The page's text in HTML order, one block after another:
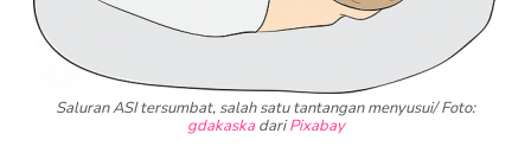
Saluran ASI tersumbat, salah satu tantangan menyusui/ Foto:
gdakaskadariPixabay